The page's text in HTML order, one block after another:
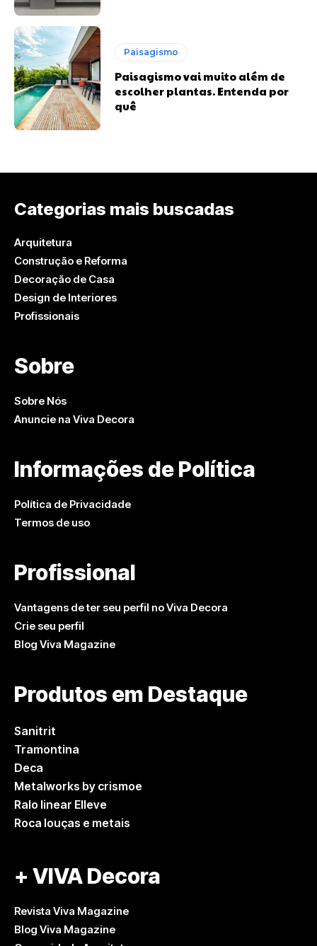
Paisagismo
Paisagismo vai muito além de
escolher plantas. Entenda por
quê
Categorias mais buscadas
Arquitetura
Construção e Reforma
Decoração de Casa
Design de Interiores
Profissionais
Sobre
Sobre Nós
Anuncie na Viva Decora
Informações de Política
Política de Privacidade
Termos de uso
Profissional
Vantagens de ter seu perfil no Viva Decora
Crie seu perfil
Blog Viva Magazine
Produtos em Destaque
Sanitrit
Tramontina
Deca
Metalworks by crismoe
Ralo linear Elleve
Roca louças e metais
+ VIVA Decora
Revista Viva Magazine
Blog Viva Magazine